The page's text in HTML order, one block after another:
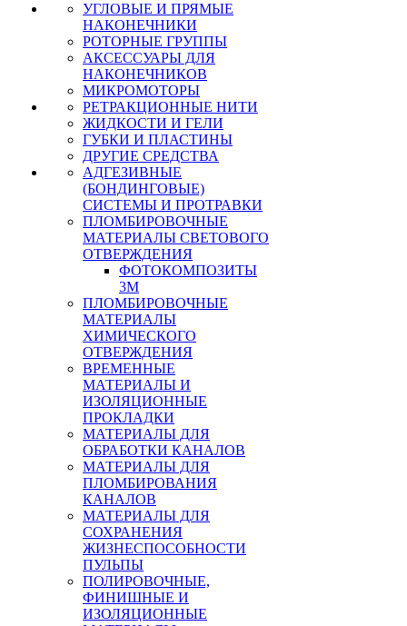
УГЛОВЫЕ И ПРЯМЫЕ
НАКОНЕЧНИКИ
РОТОРНЫЕ ГРУППЫ
АКСЕССУАРЫ ДЛЯ
НАКОНЕЧНИКОВ
МИКРОМОТОРЫ
РЕТРАКЦИОННЫЕ НИТИ
ЖИДКОСТИ И ГЕЛИ
ГУБКИ И ПЛАСТИНЫ
ДРУГИЕ СРЕДСТВА
АДГЕЗИВНЫЕ
(БОНДИНГОВЫЕ)
СИСТЕМЫ И ПРОТРАВКИ
ПЛОМБИРОВОЧНЫЕ
МАТЕРИАЛЫ СВЕТОВОГО
ОТВЕРЖДЕНИЯ
ФОТОКОМПОЗИТЫ
3М
ПЛОМБИРОВОЧНЫЕ
МАТЕРИАЛЫ
ХИМИЧЕСКОГО
ОТВЕРЖДЕНИЯ
ВРЕМЕННЫЕ
МАТЕРИАЛЫ И
ИЗОЛЯЦИОННЫЕ
ПРОКЛАДКИ
МАТЕРИАЛЫ ДЛЯ
ОБРАБОТКИ КАНАЛОВ
МАТЕРИАЛЫ ДЛЯ
ПЛОМБИРОВАНИЯ
КАНАЛОВ
МАТЕРИАЛЫ ДЛЯ
СОХРАНЕНИЯ
ЖИЗНЕСПОСОБНОСТИ
ПУЛЬПЫ
ПОЛИРОВОЧНЫЕ,
ФИНИШНЫЕ И
ИЗОЛЯЦИОННЫЕ